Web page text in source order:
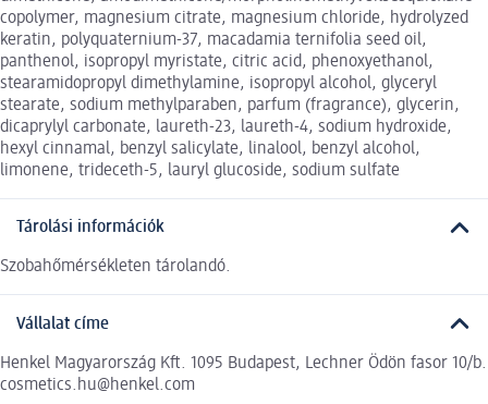
copolymer, magnesium citrate, magnesium chloride, hydrolyzed
keratin, polyquaternium-37, macadamia ternifolia seed oil,
panthenol, isopropyl myristate, citric acid, phenoxyethanol,
stearamidopropyl dimethylamine, isopropyl alcohol, glyceryl
stearate, sodium methylparaben, parfum (fragrance), glycerin,
dicaprylyl carbonate, laureth-23, laureth-4, sodium hydroxide,
hexyl cinnamal, benzyl salicylate, linalool, benzyl alcohol,
limonene, trideceth-5, lauryl glucoside, sodium sulfate
Tárolási információk
Szobahőmérsékleten tárolandó.
Vállalat címe
Henkel Magyarország Kft. 1095 Budapest, Lechner Ödön fasor 10/b.
cosmetics.hu@henkel.com